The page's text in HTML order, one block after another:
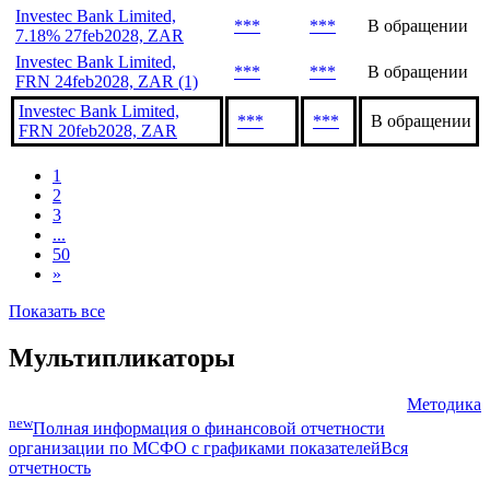
Investec Bank Limited,
7.18% 27feb2028, ZAR
*** ***
В обращении
Investec Bank Limited,
FRN 24feb2028, ZAR (1)
*** *** В обращении
Investec Bank Limited,
FRN 20feb2028, ZAR
*** *** В обращении
1
2
3
...
50
»
Показать все
Мультипликаторы
Методика
newПолная информация о финансовой отчетности
организации по МСФО с графиками показателейВся
отчетность